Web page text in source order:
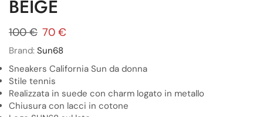
BEIGE
100€ 70 €
Brand: Sun68
Sneakers California Sun da donna
Stile tennis
Realizzata in suede con charm logato in metallo
Chiusura con lacci in cotone